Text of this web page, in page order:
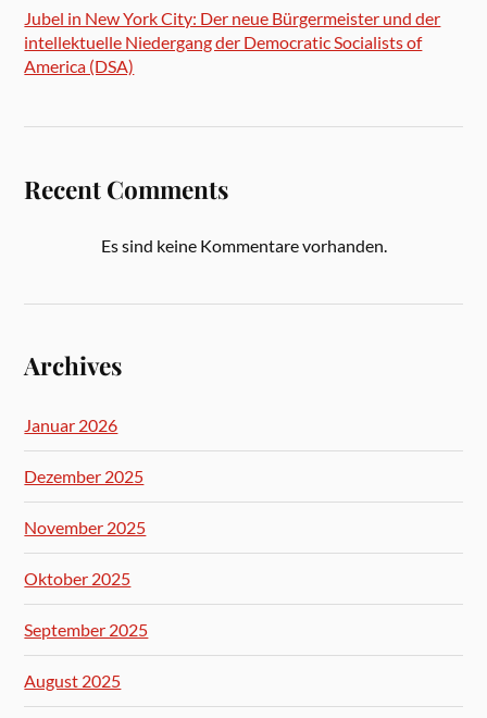
Jubel in New York City: Der neue Bürgermeister und der
intellektuelle Niedergang der Democratic Socialists of
America (DSA)
Recent Comments
Es sind keine Kommentare vorhanden.
Archives
Januar 2026
Dezember 2025
November 2025
Oktober 2025
September 2025
August 2025